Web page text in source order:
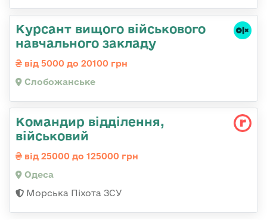
Курсант вищого військового
навчального закладу
від 5000 до 20100 грн
Слобожанське
Командир відділення,
військовий
від 25000 до 125000 грн
Одеса
Морська Піхота ЗСУ